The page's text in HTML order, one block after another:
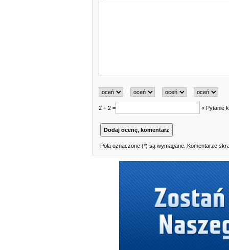
2 + 2 = « Pytanie
Pola oznaczone (*) są wymagane. Komentarze